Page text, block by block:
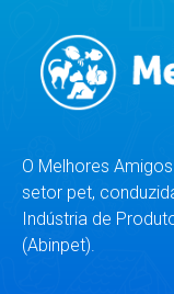
O Melhores
setor pet,
Indústria de
(Abinpet).